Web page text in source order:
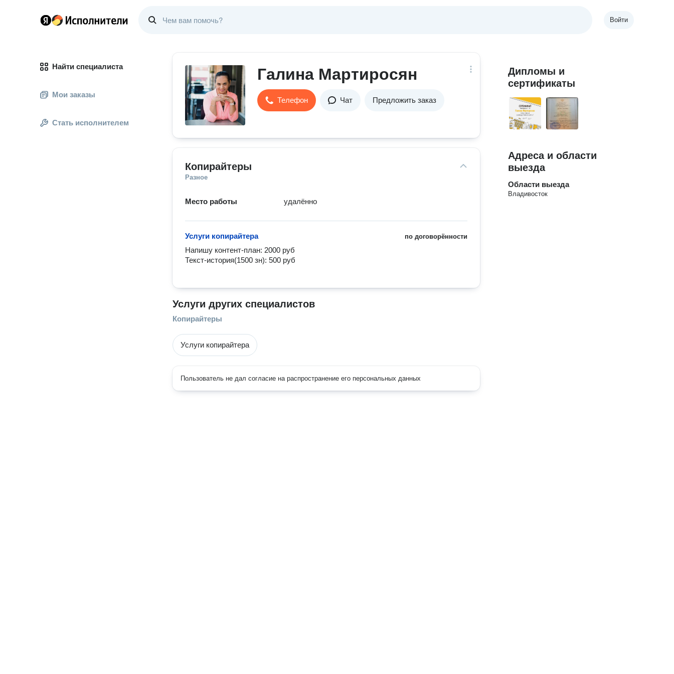
Войти
Найти специалиста
Мои заказы
Стать исполнителем
Галина Мартиросян
Телефон Чат Предложить заказ
Копирайтеры
Разное
Место работы удалённо
по договорённости
Услуги копирайтера
Напишу контент-план: 2000 руб
Текст-история(1500 зн): 500 руб
Услуги других специалистов
Копирайтеры
Услуги копирайтера
Пользователь не дал согласие на распространение его персональных данных
Дипломы и
сертификаты
Адреса и области
выезда
Области выезда
Владивосток